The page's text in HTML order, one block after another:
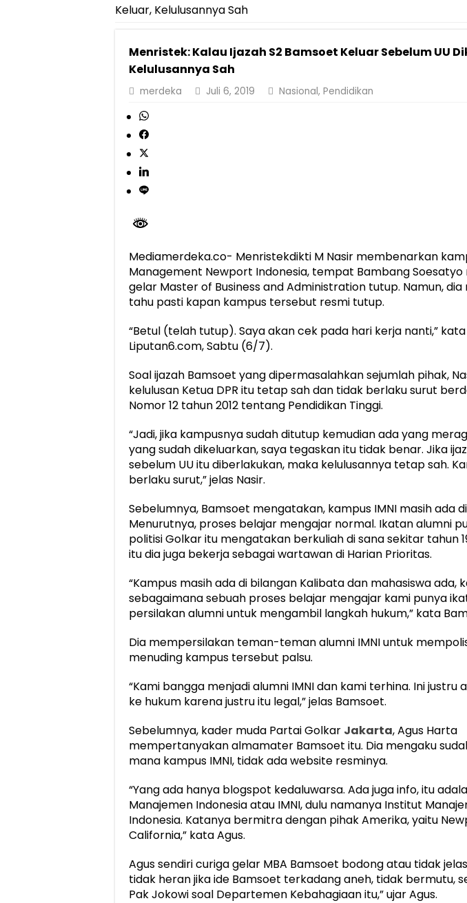
Pemprov Lampung Perkuat Pembangunan Rumah Layak Huni untuk Dukung
Dirut Jasa Raharja Dampingi Wamenhub Tinjau Penanganan Korban KM
Pastikan Pelayanan Maksimal, Direksi Jasa Raharja Tinjau Korban Kebakaran
Dirut Jasa Raharja Dampingi Wamenhub Tinjau Penanganan Korban KM
Gubernur Mirza Ajak IAI Darul Fattah Cetak SDM Adaptif Berlandaskan Nilai
Purnama Wulan Sari Mirza Buka SiSeSa Roadshow Lampung 2026, Dorong
Keluar, Kelulusannya Sah
Menristek: Kalau Ijazah S2 Bamsoet Keluar Sebelum UU
Kelulusannya Sah
merdeka Juli 6, 2019 Nasional, Pendidikan
Mediamerdeka.co- Menristekdikti M Nasir membenarkan
Management Newport Indonesia, tempat Bambang
gelar Master of Business and Administration tutup. Namun,
tahu pasti kapan kampus tersebut resmi tutup.
“Betul (telah tutup). Saya akan cek pada hari kerja nanti,”
Liputan6.com, Sabtu (6/7).
Soal ijazah Bamsoet yang dipermasalahkan sejumlah pihak,
kelulusan Ketua DPR itu tetap sah dan tidak berlaku surut
Nomor 12 tahun 2012 tentang Pendidikan Tinggi.
“Jadi, jika kampusnya sudah ditutup kemudian ada yang
yang sudah dikeluarkan, saya tegaskan itu tidak benar. Jika
sebelum UU itu diberlakukan, maka kelulusannya tetap sah.
berlaku surut,” jelas Nasir.
Sebelumnya, Bamsoet mengatakan, kampus IMNI masih ada
Menurutnya, proses belajar mengajar normal. Ikatan alumni
politisi Golkar itu mengatakan berkuliah di sana sekitar tahun
itu dia juga bekerja sebagai wartawan di Harian Prioritas.
“Kampus masih ada di bilangan Kalibata dan mahasiswa ada,
sebagaimana sebuah proses belajar mengajar kami punya
persilakan alumni untuk mengambil langkah hukum,” kata
Dia mempersilakan teman-teman alumni IMNI untuk
menuding kampus tersebut palsu.
“Kami bangga menjadi alumni IMNI dan kami terhina. Ini justru
ke hukum karena justru itu legal,” jelas Bamsoet.
Sebelumnya, kader muda Partai Golkar Jakarta, Agus Harta
mempertanyakan almamater Bamsoet itu. Dia mengaku
mana kampus IMNI, tidak ada website resminya.
“Yang ada hanya blogspot kedaluwarsa. Ada juga info, itu
Manajemen Indonesia atau IMNI, dulu namanya Institut
Indonesia. Katanya bermitra dengan pihak Amerika, yaitu
California,” kata Agus.
Agus sendiri curiga gelar MBA Bamsoet bodong atau tidak
tidak heran jika ide Bamsoet terkadang aneh, tidak bermutu,
Pak Jokowi soal Departemen Kebahagiaan itu,” ujar Agus.